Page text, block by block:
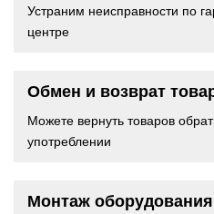
Устраним неисправности по
центре
Обмен и возврат
Можете вернуть товаров
употреблении
Монтаж оборудования